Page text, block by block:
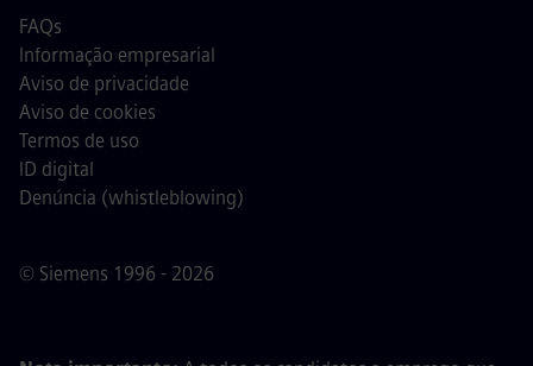
© Siemens 1996 - 2026
FAQs
Informação empresarial
Aviso de privacidade
Aviso de cookies
Termos de uso
ID digital
Denúncia (whistleblowing)